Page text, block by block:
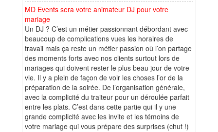
MD Events sera votre animateur DJ pour votre
mariage
Un DJ ? C’est un métier passionnant débordant avec
beaucoup de complications vues les horaires de
travail mais ça reste un métier passion où l’on partage
des moments forts avec nos clients surtout lors de
mariages qui doivent rester le plus beau jour de votre
vie. Il y a plein de façon de voir les choses l’or de la
préparation de la soirée. De l’organisation générale,
avec la complicité du traiteur pour un déroulée parfait
entre les plats. C’est dans cette partie qui il y une
grande complicité avec les invite et les témoins de
votre mariage qui vous prépare des surprises (chut !)